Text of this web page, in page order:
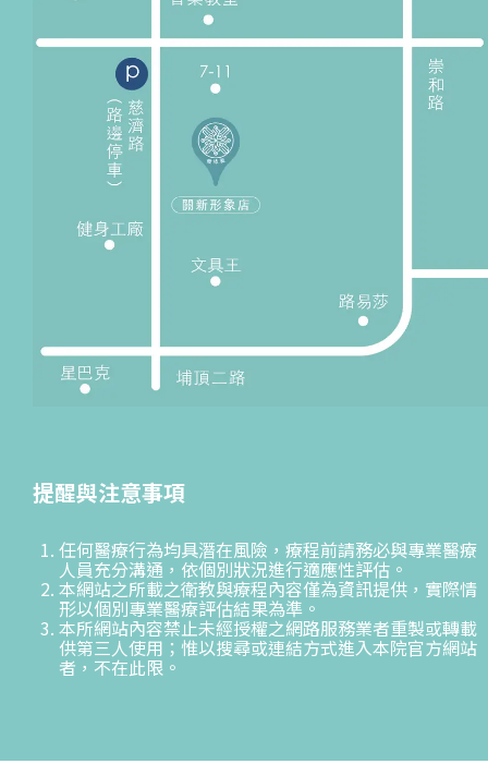
提醒與注意事項
任何醫療行為均具潛在風險，療程前請務必與專業醫療
人員充分溝通，依個別狀況進行適應性評估。
本網站之所載之衛教與療程內容僅為資訊提供，實際情
形以個別專業醫療評估結果為準。
本所網站內容禁止未經授權之網路服務業者重製或轉載
供第三人使用；惟以搜尋或連結方式進入本院官方網站
者，不在此限。